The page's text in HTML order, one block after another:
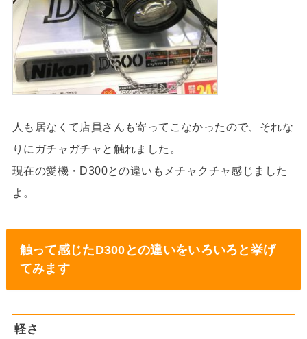
人も居なくて店員さんも寄ってこなかったので、それな
りにガチャガチャと触れました。
現在の愛機・D300との違いもメチャクチャ感じました
よ。
触って感じたD300との違いをいろいろと挙げ
てみます
軽さ